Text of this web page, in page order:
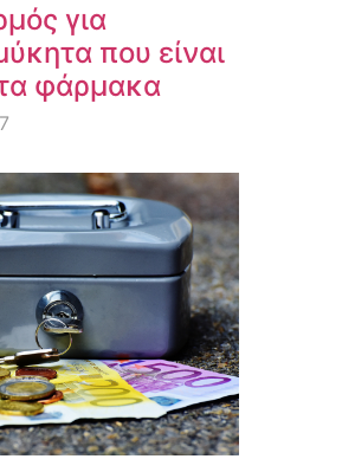
για
που είναι
φάρμακα